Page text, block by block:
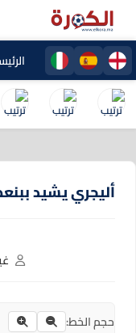
الرئيسية
أليجري يشيد
غيث
حجم الخط: